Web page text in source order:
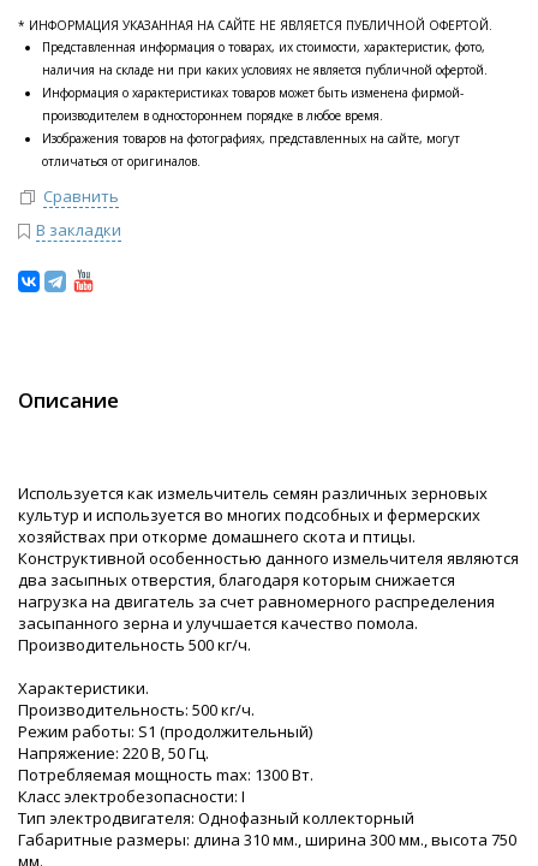
* ИНФОРМАЦИЯ УКАЗАННАЯ НА САЙТЕ НЕ ЯВЛЯЕТСЯ ПУБЛИЧНОЙ ОФЕРТОЙ.
Представленная информация о товарах, их стоимости, характеристик, фото,
наличия на складе ни при каких условиях не является публичной офертой.
Информация о характеристиках товаров может быть изменена фирмой-
производителем в одностороннем порядке в любое время.
Изображения товаров на фотографиях, представленных на сайте, могут
отличаться от оригиналов.
Сравнить
В закладки
Описание
Используется как измельчитель семян различных зерновых
культур и используется во многих подсобных и фермерских
хозяйствах при откорме домашнего скота и птицы.
Конструктивной особенностью данного измельчителя являются
два засыпных отверстия, благодаря которым снижается
нагрузка на двигатель за счет равномерного распределения
засыпанного зерна и улучшается качество помола.
Производительность 500 кг/ч.
Характеристики.
Производительность: 500 кг/ч.
Режим работы: S1 (продолжительный)
Напряжение: 220 В, 50 Гц.
Потребляемая мощность max: 1300 Вт.
Класс электробезопасности: I
Тип электродвигателя: Однофазный коллекторный
Габаритные размеры: длина 310 мм., ширина 300 мм., высота 750
мм.